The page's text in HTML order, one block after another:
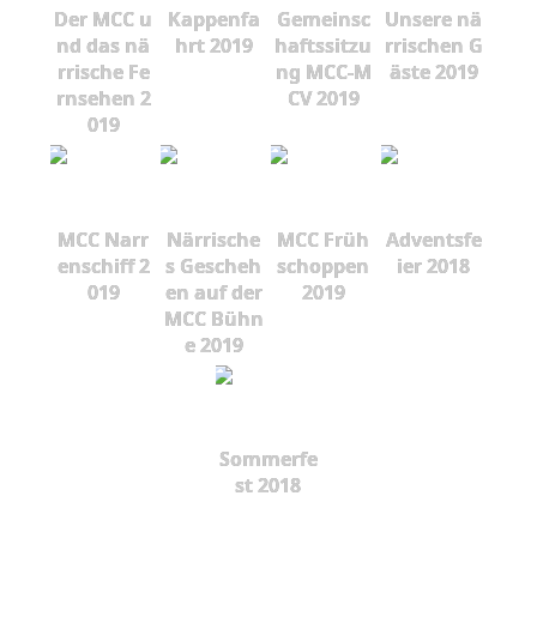
Der MCC u
nd das nä
rrische Fe
rnsehen 2
019
Kappenfa
hrt 2019
Gemeinsc
haftssitzu
ng MCC-M
CV 2019
Unsere nä
rrischen G
äste 2019
MCC Narr
enschiff 2
019
Närrische
s Gescheh
en auf der
MCC Bühn
e 2019
MCC Früh
schoppen
2019
Adventsfe
ier 2018
Sommerfe
st 2018